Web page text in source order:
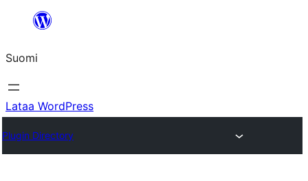
Suomi
Lataa WordPress
Plugin Directory